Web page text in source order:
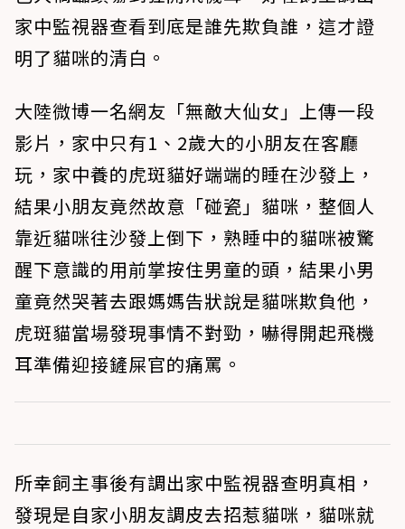
家中監視器查看到底是誰先欺負誰，這才證
明了貓咪的清白。
大陸微博一名網友「無敵大仙女」上傳一段
影片，家中只有1、2歲大的小朋友在客廳
玩，家中養的虎斑貓好端端的睡在沙發上，
結果小朋友竟然故意「碰瓷」貓咪，整個人
靠近貓咪往沙發上倒下，熟睡中的貓咪被驚
醒下意識的用前掌按住男童的頭，結果小男
童竟然哭著去跟媽媽告狀說是貓咪欺負他，
虎斑貓當場發現事情不對勁，嚇得開起飛機
耳準備迎接鏟屎官的痛罵。
所幸飼主事後有調出家中監視器查明真相，
發現是自家小朋友調皮去招惹貓咪，貓咪就